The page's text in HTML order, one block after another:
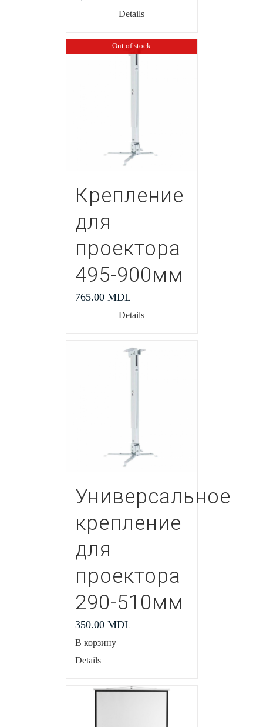
Details
Out of stock
Крепление
для
проектора
495-900мм
765.00 MDL
Details
Универсальное
крепление
для
проектора
290-510мм
350.00 MDL
В корзину
Details